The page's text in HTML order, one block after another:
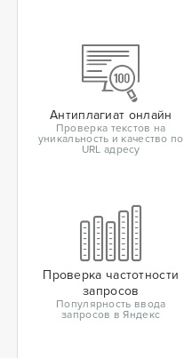
Антиплагиат онлайн
Проверка текстов на
уникальность и качество по
URL адресу
Проверка частотности
запросов
Популярность ввода
запросов в Яндекс